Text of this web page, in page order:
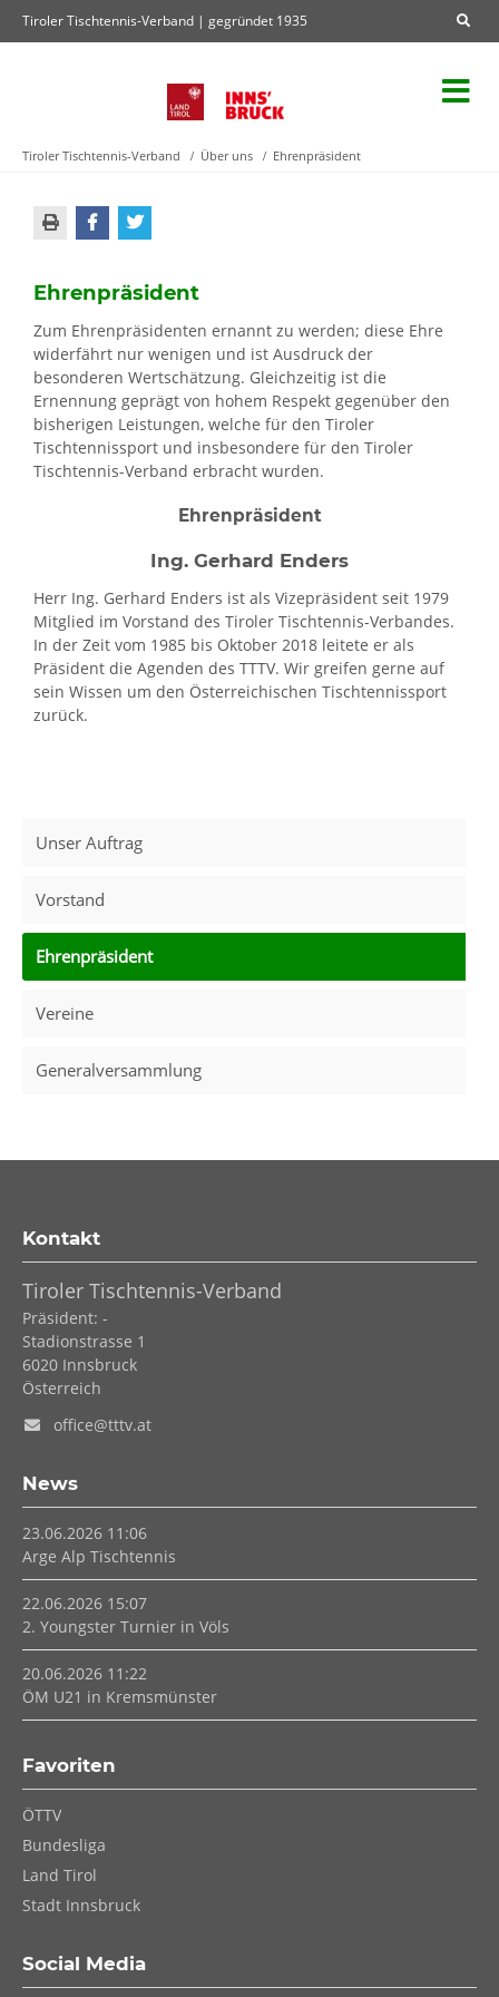
Tiroler Tischtennis-Verband | gegründet 1935
Tiroler Tischtennis-Verband Über uns Ehrenpräsident
Ehrenpräsident
Zum Ehrenpräsidenten ernannt zu werden; diese Ehre
widerfährt nur wenigen und ist Ausdruck der
besonderen Wertschätzung. Gleichzeitig ist die
Ernennung geprägt von hohem Respekt gegenüber den
bisherigen Leistungen, welche für den Tiroler
Tischtennissport und insbesondere für den Tiroler
Tischtennis-Verband erbracht wurden.
Ehrenpräsident
Ing. Gerhard Enders
Herr Ing. Gerhard Enders ist als Vizepräsident seit 1979
Mitglied im Vorstand des Tiroler Tischtennis-Verbandes.
In der Zeit vom 1985 bis Oktober 2018 leitete er als
Präsident die Agenden des TTTV. Wir greifen gerne auf
sein Wissen um den Österreichischen Tischtennissport
zurück.
Unser Auftrag
Vorstand
Ehrenpräsident
Vereine
Generalversammlung
Kontakt
Tiroler Tischtennis-Verband
Präsident: -
Stadionstrasse 1
6020 Innsbruck
Österreich
office@tttv.at
News
23.06.2026 11:06
Arge Alp Tischtennis
22.06.2026 15:07
2. Youngster Turnier in Völs
20.06.2026 11:22
ÖM U21 in Kremsmünster
Favoriten
Navigation
überspringen
ÖTTV
Bundesliga
Land Tirol
Stadt Innsbruck
Social Media